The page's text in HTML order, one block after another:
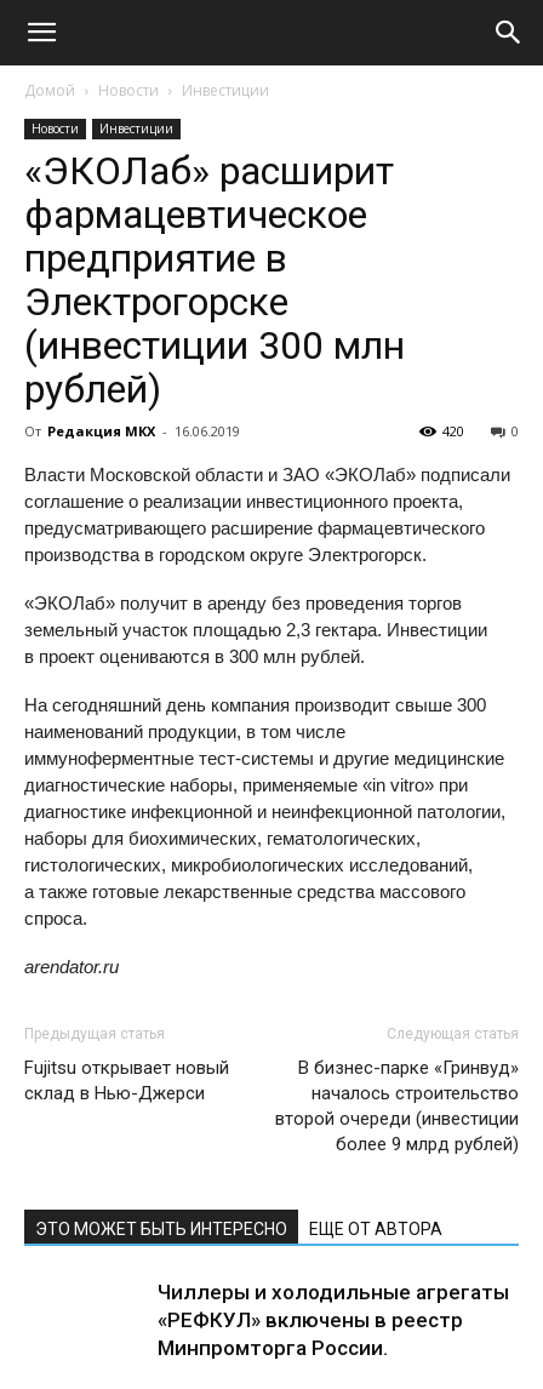
Домой Новости Инвестиции
Новости Инвестиции
«ЭКОЛаб» расширит
фармацевтическое
предприятие в
Электрогорске
(инвестиции 300 млн
рублей)
От Редакция МКХ - 16.06.2019 0
420
Власти Московской области и ЗАО «ЭКОЛаб» подписали
соглашение о реализации инвестиционного проекта,
предусматривающего расширение фармацевтического
производства в городском округе Электрогорск.
«ЭКОЛаб» получит в аренду без проведения торгов
земельный участок площадью 2,3 гектара. Инвестиции
в проект оцениваются в 300 млн рублей.
На сегодняшний день компания производит свыше 300
наименований продукции, в том числе
иммуноферментные тест-системы и другие медицинские
диагностические наборы, применяемые «in vitro» при
диагностике инфекционной и неинфекционной патологии,
наборы для биохимических, гематологических,
гистологических, микробиологических исследований,
а также готовые лекарственные средства массового
спроса.
arendator.ru
Предыдущая статья
Fujitsu открывает новый
склад в Нью-Джерси
Следующая статья
В бизнес-парке «Гринвуд»
началось строительство
второй очереди (инвестиции
более 9 млрд рублей)
ЭТО МОЖЕТ БЫТЬ ИНТЕРЕСНО ЕЩЕ ОТ АВТОРА
Чиллеры и холодильные агрегаты
«РЕФКУЛ» включены в реестр
Минпромторга России.